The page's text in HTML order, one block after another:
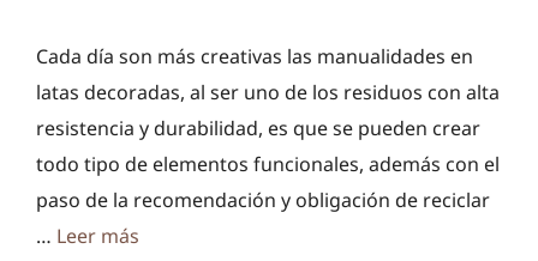
Cada día son más creativas las manualidades en
latas decoradas, al ser uno de los residuos con alta
resistencia y durabilidad, es que se pueden crear
todo tipo de elementos funcionales, además con el
paso de la recomendación y obligación de reciclar
… Leer más